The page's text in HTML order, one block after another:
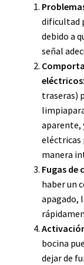
dificultad
debido a
señal
eléctricos
traseras)
aparente,
eléctricas
manera
Fugas de
haber un
apagado,
bocina
dejar de